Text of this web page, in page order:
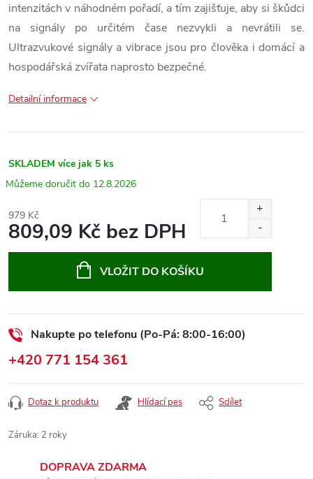
intenzitách v náhodném pořadí, a tím zajišťuje, aby si škůdci
na signály po určitém čase nezvykli a nevrátili se.
Ultrazvukové signály a vibrace jsou pro člověka i domácí a
hospodářská zvířata naprosto bezpečné.
Detailní informace
SKLADEM více jak 5 ks
12.8.2026
979 Kč
809,09 Kč bez DPH
VLOŽIT DO KOŠÍKU
Nakupte po telefonu (Po-Pá: 8:00-16:00)
+420 771 154 361
Dotaz k produktu Hlídací pes Sdílet
Záruka: 2 roky
DOPRAVA ZDARMA